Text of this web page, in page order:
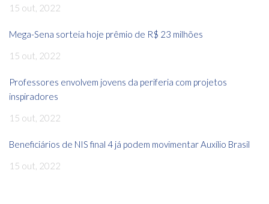
15 out, 2022
Mega-Sena sorteia hoje prêmio de R$ 23 milhões
15 out, 2022
Professores envolvem jovens da periferia com projetos
inspiradores
15 out, 2022
Beneficiários de NIS final 4 já podem movimentar Auxílio Brasil
15 out, 2022